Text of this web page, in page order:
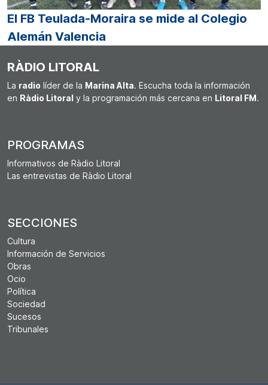
El FB Teulada-Moraira se mide al Colegio
Alemán Valencia
RÀDIO LITORAL
La radio líder de la Marina Alta. Escucha toda la información
en Ràdio Litoral y la programación más cercana en Litoral FM.
PROGRAMAS
Informativos de Ràdio Litoral
Las entrevistas de Ràdio Litoral
SECCIONES
Cultura
Información de Servicios
Obras
Ocio
Política
Sociedad
Sucesos
Tribunales